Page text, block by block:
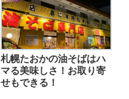
札幌たおかの油そばはハ
マる美味しさ！お取り寄
せもできる！